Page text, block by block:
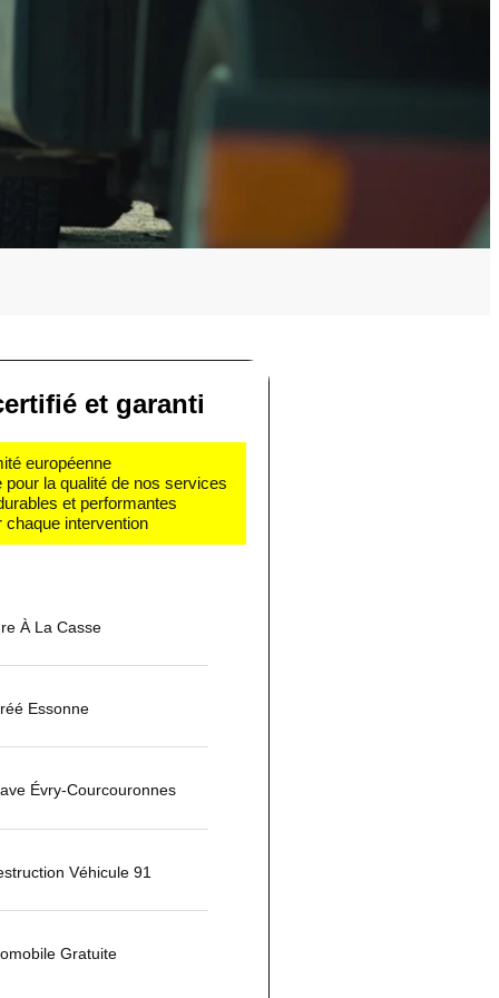
et garanti
européenne
la qualité de nos services
et performantes
chaque intervention
À La Casse
Essonne
Évry-Courcouronnes
Véhicule 91
Gratuite